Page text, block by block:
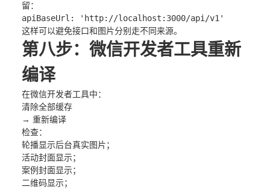
留：
apiBaseUrl :
'http://localhost:3000/api/v1'
这样可以避免接口和图片分别走不同来源。
第八步：微信开发者工具重新
编译
在微信开发者工具中：
清除全部缓存
→ 重新编译
检查：
轮播显示后台真实图片；
活动封面显示；
案例封面显示；
二维码显示；